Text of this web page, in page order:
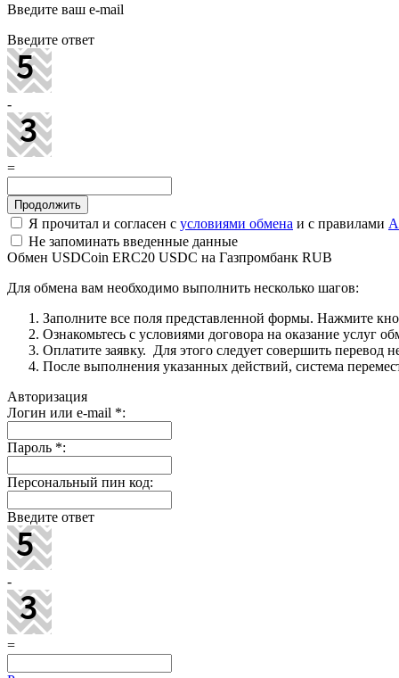
Введите ваш e-mail
Введите ответ
-
=
Я прочитал и согласен с условиями обмена и с правилами
Не запоминать введенные данные
Обмен USDCoin ERC20 USDC на Газпромбанк RUB
Для обмена вам необходимо выполнить несколько шагов:
Заполните все поля представленной формы. Нажмите
Ознакомьтесь с условиями договора на оказание услуг
Оплатите заявку. Для этого следует совершить
После выполнения указанных действий, система
Авторизация
Логин или e-mail *:
Пароль *:
Персональный пин код:
Введите ответ
-
=